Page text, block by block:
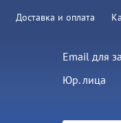
Доставка и оплата
Email для
Юр. лица